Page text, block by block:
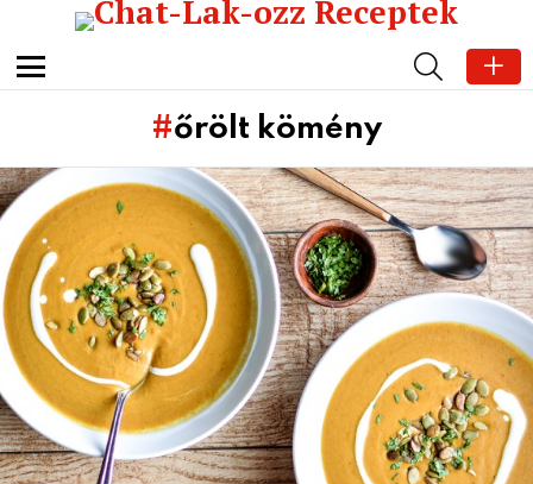
Menu
SEARCH
őrölt kömény
Subterms
Latest
stories